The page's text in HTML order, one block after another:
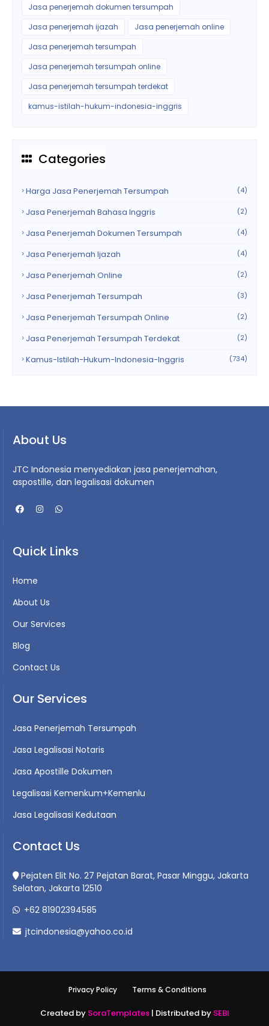
Jasa penerjemah dokumen tersumpah
Jasa penerjemah ijazah
Jasa penerjemah online
Jasa penerjemah tersumpah
Jasa penerjemah tersumpah online
Jasa penerjemah tersumpah terdekat
kamus-istilah-hukum-indonesia-inggris
Categories
Harga Jasa Penerjemah Tersumpah (4)
Jasa Penerjemah Bahasa Inggris (2)
Jasa Penerjemah Dokumen Tersumpah (4)
Jasa Penerjemah Ijazah (4)
Jasa Penerjemah Online (2)
Jasa Penerjemah Tersumpah (3)
Jasa Penerjemah Tersumpah Online (2)
Jasa Penerjemah Tersumpah Terdekat (2)
Kamus-Istilah-Hukum-Indonesia-Inggris (734)
About Us
JTC Indonesia menyediakan jasa penerjemahan,
aspostille, dan legalisasi dokumen
Quick Links
Home
About Us
Our Services
Blog
Contact Us
Our Services
Jasa Penerjemah Tersumpah
Jasa Legalisasi Notaris
Jasa Apostille Dokumen
Legalisasi Kemenkum+Kemenlu
Jasa Legalisasi Kedutaan
Contact Us
Pejaten Elit No. 27 Pejatan Barat, Pasar Minggu, Jakarta
Selatan, Jakarta 12510
+62 81902394585
jtcindonesia@yahoo.co.id
Privacy Policy Terms & Conditions
Created by SoraTemplates| Distributed by SEBI